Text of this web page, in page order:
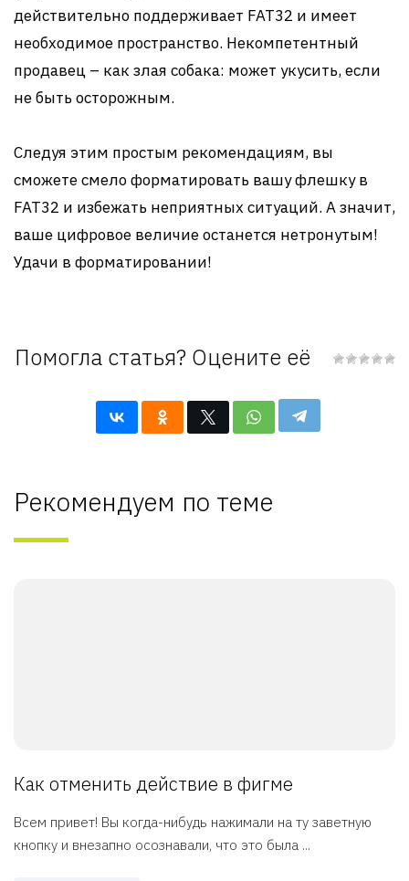
действительно поддерживает FAT32 и имеет
необходимое пространство. Некомпетентный
продавец – как злая собака: может укусить, если
не быть осторожным.
Следуя этим простым рекомендациям, вы
сможете смело форматировать вашу флешку в
FAT32 и избежать неприятных ситуаций. А значит,
ваше цифровое величие останется нетронутым!
Удачи в форматировании!
Помогла статья? Оцените её
Рекомендуем по теме
Как отменить действие в фигме
Всем привет! Вы когда-нибудь нажимали на ту заветную
кнопку и внезапно осознавали, что это была ...